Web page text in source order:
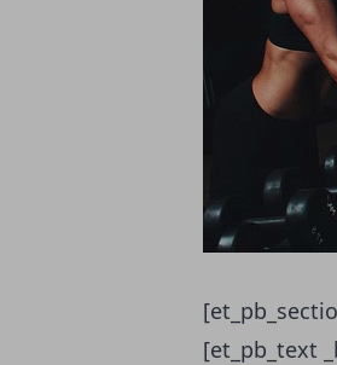
[et_pb_text